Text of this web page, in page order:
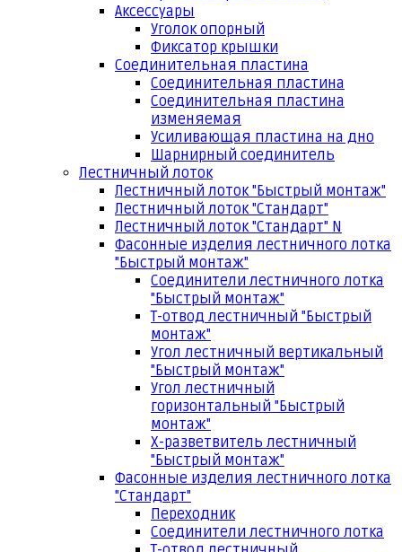
Аксессуары
Уголок опорный
Фиксатор крышки
Соединительная пластина
Соединительная пластина
Соединительная пластина
изменяемая
Усиливающая пластина на дно
Шарнирный соединитель
Лестничный лоток
Лестничный лоток "Быстрый монтаж"
Лестничный лоток "Стандарт"
Лестничный лоток "Стандарт" N
Фасонные изделия лестничного лотка
"Быстрый монтаж"
Соединители лестничного лотка
"Быстрый монтаж"
Т-отвод лестничный "Быстрый
монтаж"
Угол лестничный вертикальный
"Быстрый монтаж"
Угол лестничный
горизонтальный "Быстрый
монтаж"
Х-разветвитель лестничный
"Быстрый монтаж"
Фасонные изделия лестничного лотка
"Стандарт"
Переходник
Соединители лестничного лотка